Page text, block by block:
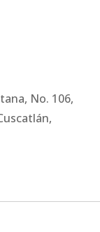
No. 106,